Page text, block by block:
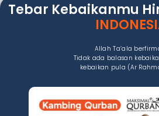
Tebar Kebaikanmu
Allah Ta’ala
Tidak ada balasan
kebaikan pula (Ar